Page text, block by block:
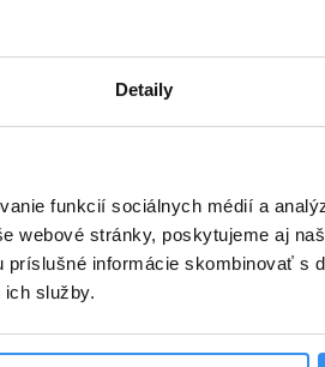
Detaily
funkcií sociálnych médií a
webové stránky, poskytujeme aj
príslušné informácie skombinovať s
služby.